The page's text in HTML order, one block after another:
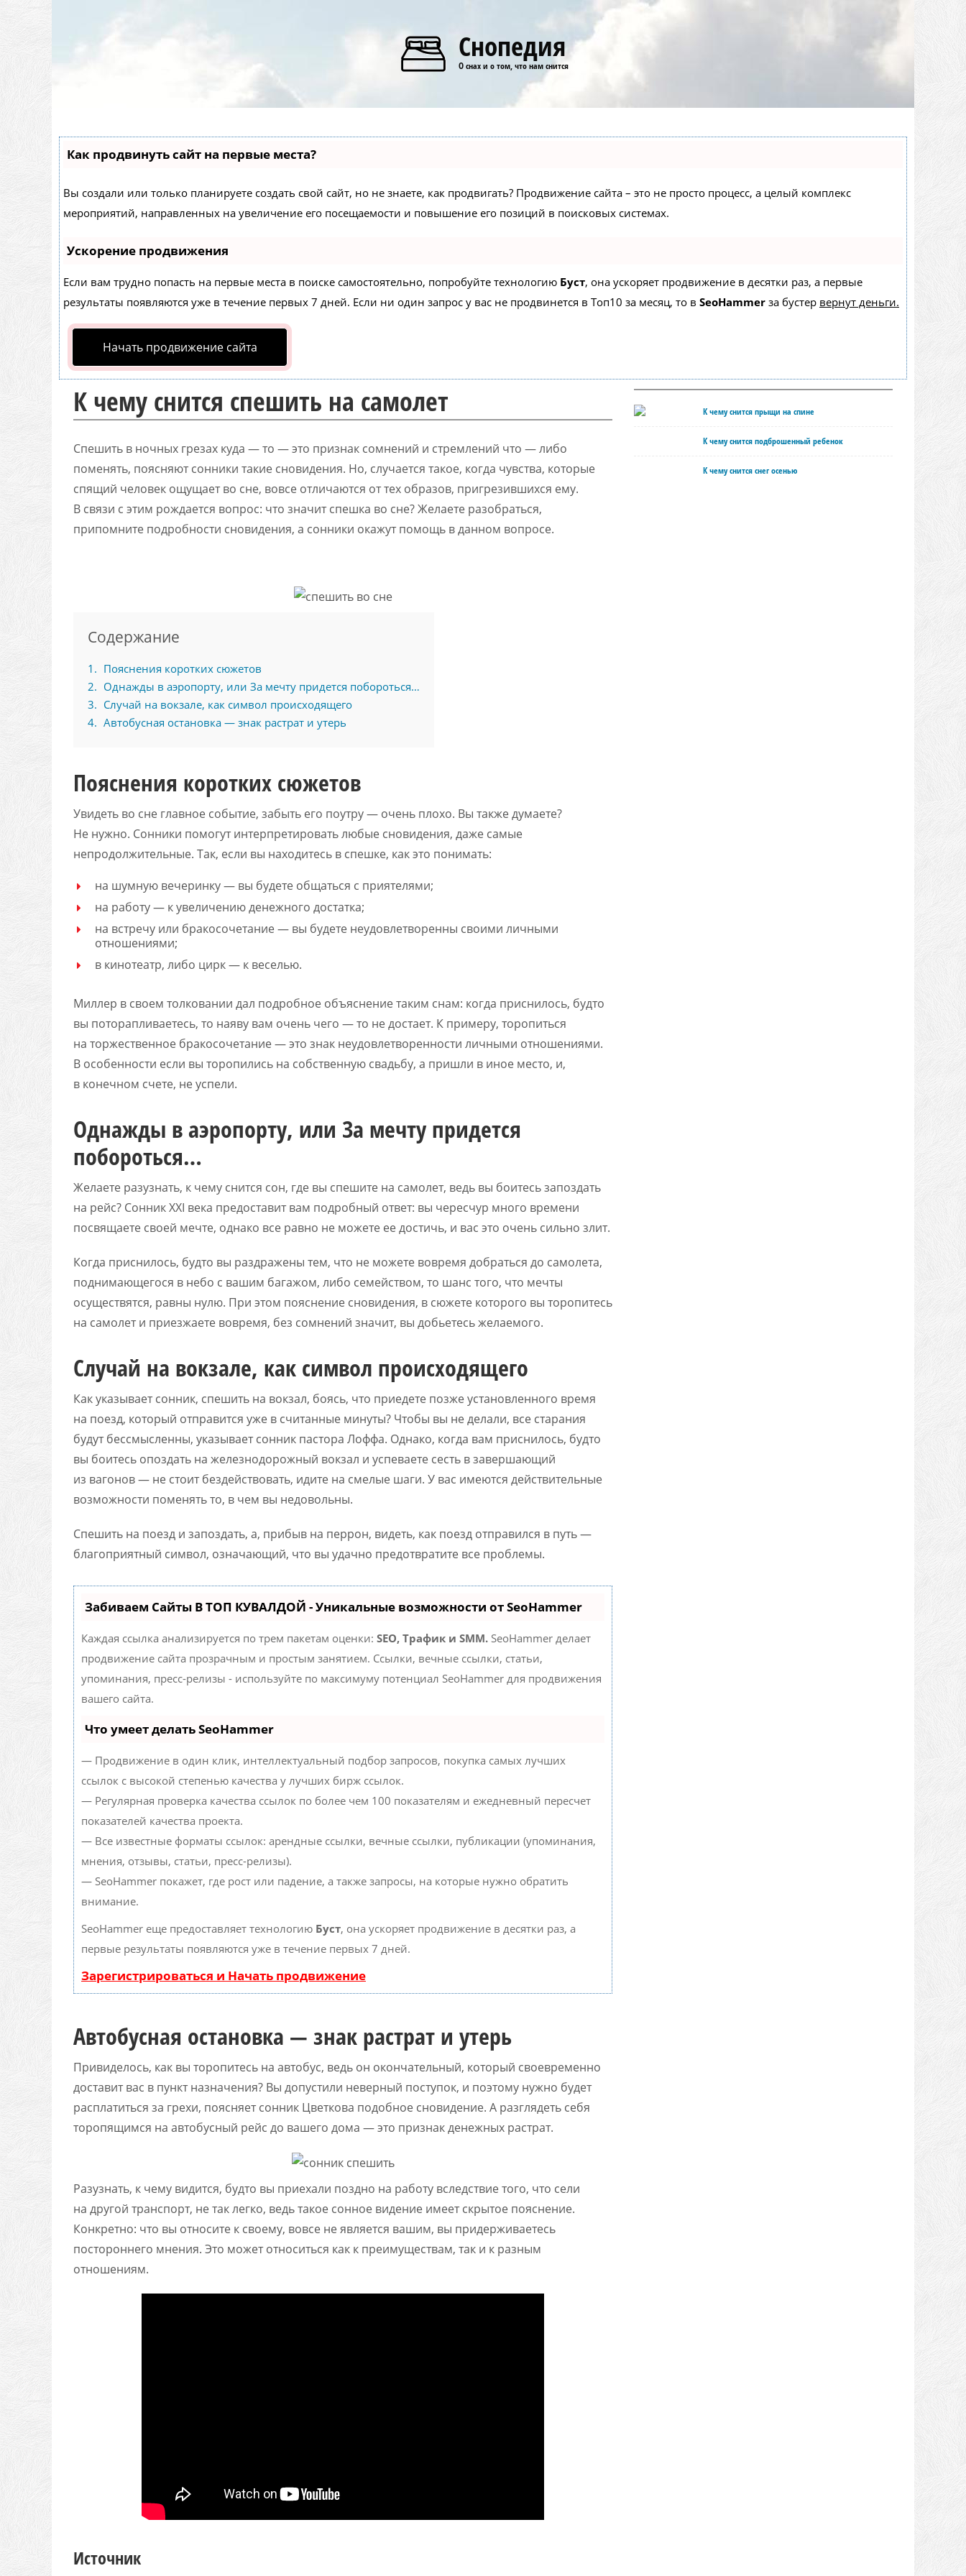
Снопедия
О снах и о том, что нам снится
Как продвинуть сайт на первые места?
Вы создали или только планируете создать свой сайт, но не знаете, как продвигать? Продвижение сайта – это не просто процесс, а целый комплекс
мероприятий, направленных на увеличение его посещаемости и повышение его позиций в поисковых системах.
Ускорение продвижения
Если вам трудно попасть на первые места в поиске самостоятельно, попробуйте технологию Буст, она ускоряет продвижение в десятки раз, а первые
результаты появляются уже в течение первых 7 дней. Если ни один запрос у вас не продвинется в Топ10 за месяц, то в SeoHammer за бустер вернут деньги.
Начать продвижение сайта
К чему снится спешить на самолет
Спешить в ночных грезах куда — то — это признак сомнений и стремлений что — либо
поменять, поясняют сонники такие сновидения. Но, случается такое, когда чувства, которые
спящий человек ощущает во сне, вовсе отличаются от тех образов, пригрезившихся ему.
В связи с этим рождается вопрос: что значит спешка во сне? Желаете разобраться,
припомните подробности сновидения, а сонники окажут помощь в данном вопросе.
Содержание
1
Пояснения коротких сюжетов
2
Однажды в аэропорту, или За мечту придется побороться…
3
Случай на вокзале, как символ происходящего
4
Автобусная остановка — знак растрат и утерь
Пояснения коротких сюжетов
Увидеть во сне главное событие, забыть его поутру — очень плохо. Вы также думаете?
Не нужно. Сонники помогут интерпретировать любые сновидения, даже самые
непродолжительные. Так, если вы находитесь в спешке, как это понимать:
на шумную вечеринку — вы будете общаться с приятелями;
на работу — к увеличению денежного достатка;
на встречу или бракосочетание — вы будете неудовлетворенны своими личными
отношениями;
в кинотеатр, либо цирк — к веселью.
Миллер в своем толковании дал подробное объяснение таким снам: когда приснилось, будто
вы поторапливаетесь, то наяву вам очень чего — то не достает. К примеру, торопиться
на торжественное бракосочетание — это знак неудовлетворенности личными отношениями.
В особенности если вы торопились на собственную свадьбу, а пришли в иное место, и,
в конечном счете, не успели.
Однажды в аэропорту, или За мечту придется
побороться…
Желаете разузнать, к чему снится сон, где вы спешите на самолет, ведь вы боитесь запоздать
на рейс? Сонник XXI века предоставит вам подробный ответ: вы чересчур много времени
посвящаете своей мечте, однако все равно не можете ее достичь, и вас это очень сильно злит.
Когда приснилось, будто вы раздражены тем, что не можете вовремя добраться до самолета,
поднимающегося в небо с вашим багажом, либо семейством, то шанс того, что мечты
осуществятся, равны нулю. При этом пояснение сновидения, в сюжете которого вы торопитесь
на самолет и приезжаете вовремя, без сомнений значит, вы добьетесь желаемого.
Случай на вокзале, как символ происходящего
Как указывает сонник, спешить на вокзал, боясь, что приедете позже установленного время
на поезд, который отправится уже в считанные минуты? Чтобы вы не делали, все старания
будут бессмысленны, указывает сонник пастора Лоффа. Однако, когда вам приснилось, будто
вы боитесь опоздать на железнодорожный вокзал и успеваете сесть в завершающий
из вагонов — не стоит бездействовать, идите на смелые шаги. У вас имеются действительные
возможности поменять то, в чем вы недовольны.
Спешить на поезд и запоздать, а, прибыв на перрон, видеть, как поезд отправился в путь —
благоприятный символ, означающий, что вы удачно предотвратите все проблемы.
Забиваем Сайты В ТОП КУВАЛДОЙ - Уникальные возможности от SeoHammer
Каждая ссылка анализируется по трем пакетам оценки: SEO, Трафик и SMM. SeoHammer делает
продвижение сайта прозрачным и простым занятием. Ссылки, вечные ссылки, статьи,
упоминания, пресс-релизы - используйте по максимуму потенциал SeoHammer для продвижения
вашего сайта.
Что умеет делать SeoHammer
— Продвижение в один клик, интеллектуальный подбор запросов, покупка самых лучших
ссылок с высокой степенью качества у лучших бирж ссылок.
— Регулярная проверка качества ссылок по более чем 100 показателям и ежедневный пересчет
показателей качества проекта.
— Все известные форматы ссылок: арендные ссылки, вечные ссылки, публикации (упоминания,
мнения, отзывы, статьи, пресс-релизы).
— SeoHammer покажет, где рост или падение, а также запросы, на которые нужно обратить
внимание.
SeoHammer еще предоставляет технологию Буст, она ускоряет продвижение в десятки раз, а
первые результаты появляются уже в течение первых 7 дней.
Зарегистрироваться и Начать продвижение
Автобусная остановка — знак растрат и утерь
Привиделось, как вы торопитесь на автобус, ведь он окончательный, который своевременно
доставит вас в пункт назначения? Вы допустили неверный поступок, и поэтому нужно будет
расплатиться за грехи, поясняет сонник Цветкова подобное сновидение. А разглядеть себя
торопящимся на автобусный рейс до вашего дома — это признак денежных растрат.
Разузнать, к чему видится, будто вы приехали поздно на работу вследствие того, что сели
на другой транспорт, не так легко, ведь такое сонное видение имеет скрытое пояснение.
Конкретно: что вы относите к своему, вовсе не является вашим, вы придерживаетесь
постороннего мнения. Это может относиться как к преимуществам, так и к разным
отношениям.
Источник
К чему снится прыщи на спине
К чему снится подброшенный ребенок
К чему снится снег осенью